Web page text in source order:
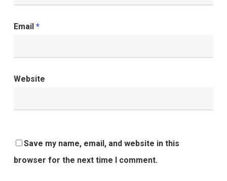
Email *
Website
Save my name, email, and website in this
browser for the next time I comment.